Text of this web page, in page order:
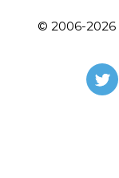
© 2006-2026